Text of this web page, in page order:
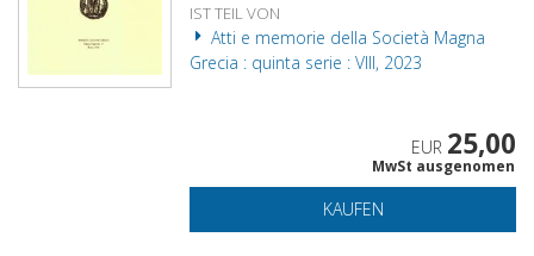
IST TEIL VON
Atti e memorie della Società Magna
Grecia : quinta serie : VIII, 2023
EUR 25,00
MwSt ausgenomen
KAUFEN